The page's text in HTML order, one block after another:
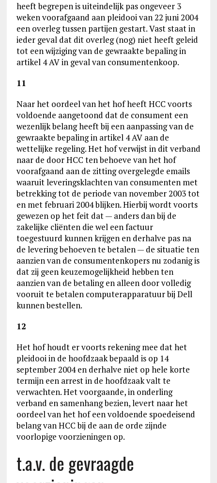
heeft begrepen is uiteindelijk pas ongeveer 3
weken voorafgaand aan pleidooi van 22 juni 2004
een overleg tussen partijen gestart. Vast staat in
ieder geval dat dit overleg (nog) niet heeft geleid
tot een wijziging van de gewraakte bepaling in
artikel 4 AV in geval van consumentenkoop.
11
Naar het oordeel van het hof heeft HCC voorts
voldoende aangetoond dat de consument een
wezenlijk belang heeft bij een aanpassing van de
gewraakte bepaling in artikel 4 AV aan de
wettelijke regeling. Het hof verwijst in dit verband
naar de door HCC ten behoeve van het hof
voorafgaand aan de zitting overgelegde emails
waaruit leveringsklachten van consumenten met
betrekking tot de periode van november 2003 tot
en met februari 2004 blijken. Hierbij wordt voorts
gewezen op het feit dat — anders dan bij de
zakelijke cliënten die wel een factuur
toegestuurd kunnen krijgen en derhalve pas na
de levering behoeven te betalen — de situatie ten
aanzien van de consumentenkopers nu zodanig is
dat zij geen keuzemogelijkheid hebben ten
aanzien van de betaling en alleen door volledig
vooruit te betalen computerapparatuur bij Dell
kunnen bestellen.
12
Het hof houdt er voorts rekening mee dat het
pleidooi in de hoofdzaak bepaald is op 14
september 2004 en derhalve niet op hele korte
termijn een arrest in de hoofdzaak valt te
verwachten. Het voorgaande, in onderling
verband en samenhang bezien, levert naar het
oordeel van het hof een voldoende spoedeisend
belang van HCC bij de aan de orde zijnde
voorlopige voorzieningen op.
t.a.v. de gevraagde